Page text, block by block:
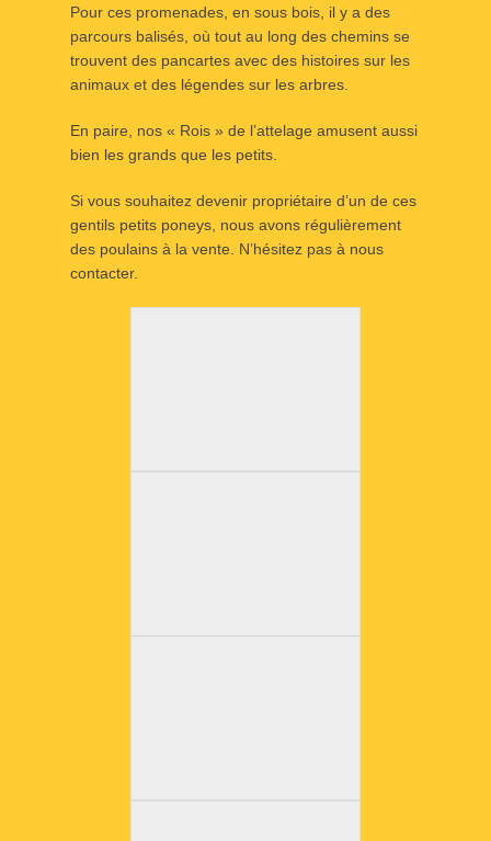
Pour ces promenades, en sous bois, il y a des
parcours balisés, où tout au long des chemins se
trouvent des pancartes avec des histoires sur les
animaux et des légendes sur les arbres.
En paire, nos « Rois » de l’attelage amusent aussi
bien les grands que les petits.
Si vous souhaitez devenir propriétaire d’un de ces
gentils petits poneys, nous avons régulièrement
des poulains à la vente. N’hésitez pas à nous
contacter.